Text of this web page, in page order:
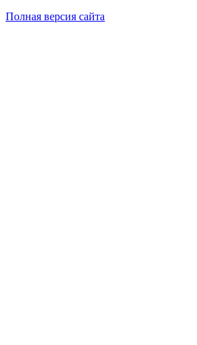
Полная версия сайта